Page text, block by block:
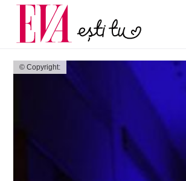
© Copyright:
Carieră
Actualitate